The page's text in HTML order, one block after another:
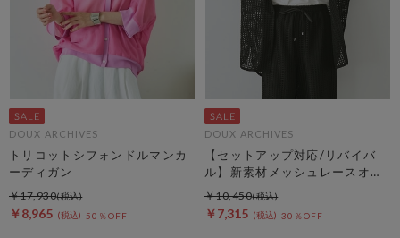
DOUX ARCHIVES
トリコットシフォンドルマンカ
ーディガン
￥8,965 50％OFF
￥17,930
DOUX ARCHIVES
【セットアップ対応/リバイバ
ル】新素材メッシュレースオー
バーシャツ
￥7,315 30％OFF
￥10,450